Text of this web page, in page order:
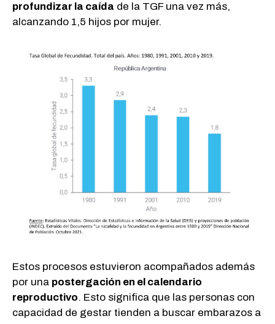
profundizar la caída de la TGF una vez más,
alcanzando 1,5 hijos por mujer.
Estos procesos estuvieron acompañados además
por una postergación en el calendario
reproductivo. Esto significa que las personas con
capacidad de gestar tienden a buscar embarazos a